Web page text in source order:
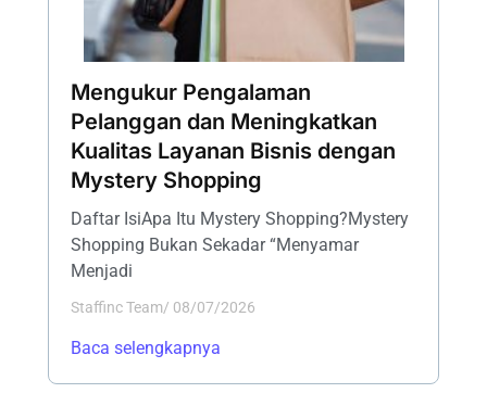
Mengukur Pengalaman
Pelanggan dan Meningkatkan
Kualitas Layanan Bisnis dengan
Mystery Shopping
Daftar IsiApa Itu Mystery Shopping?Mystery
Shopping Bukan Sekadar “Menyamar
Menjadi
Staffinc Team/ 08/07/2026
Baca selengkapnya